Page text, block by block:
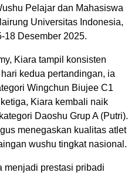
Pelajar dan Mahasiswa
Universitas Indonesia,
18 Desember 2025.
Kiara tampil konsisten
kedua pertandingan, ia
Wingchun Biujee C1
Kiara kembali naik
Daoshu Grup A (Putri).
menegaskan kualitas atlet
wushu tingkat nasional.
menjadi prestasi pribadi